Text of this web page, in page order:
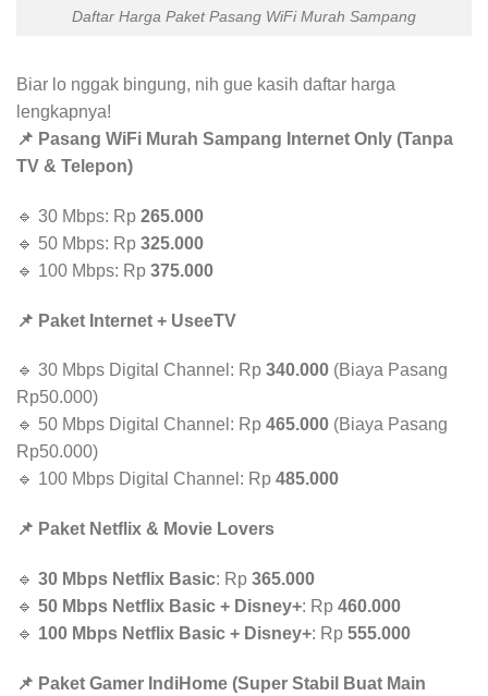
Daftar Harga Paket Pasang WiFi Murah Sampang
Biar lo nggak bingung, nih gue kasih daftar harga
lengkapnya!
📌 Pasang WiFi Murah Sampang Internet Only (Tanpa
TV & Telepon)
🔹 30 Mbps: Rp 265.000
🔹 50 Mbps: Rp 325.000
🔹 100 Mbps: Rp 375.000
📌 Paket Internet + UseeTV
🔹 30 Mbps Digital Channel: Rp 340.000 (Biaya Pasang
Rp50.000)
🔹 50 Mbps Digital Channel: Rp 465.000 (Biaya Pasang
Rp50.000)
🔹 100 Mbps Digital Channel: Rp 485.000
📌 Paket Netflix & Movie Lovers
🔹 30 Mbps Netflix Basic: Rp 365.000
🔹 50 Mbps Netflix Basic + Disney+: Rp 460.000
🔹 100 Mbps Netflix Basic + Disney+: Rp 555.000
📌 Paket Gamer IndiHome (Super Stabil Buat Main